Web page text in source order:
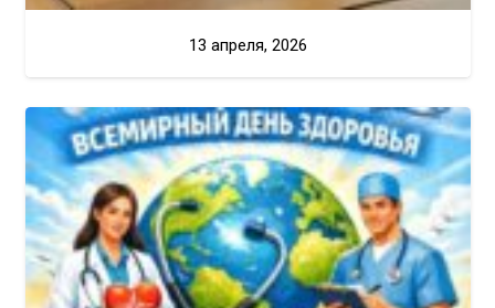
13 апреля, 2026